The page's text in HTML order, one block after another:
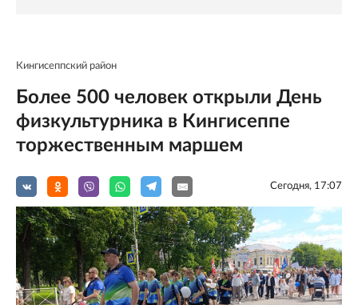
Кингисеппский район
Более 500 человек открыли День
физкультурника в Кингисеппе
торжественным маршем
Сегодня, 17:07